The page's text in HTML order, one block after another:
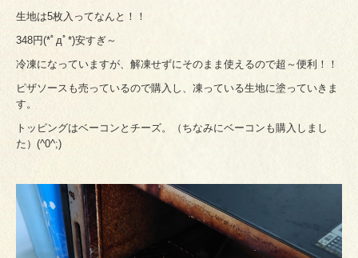
生地は5枚入ってなんと！！
348円(*ﾟдﾟ*)安すぎ～
冷凍になっていますが、解凍せずにそのまま使えるので超～便利！！
ピザソースも売っているので購入し、凍っている生地に塗っていきま
す。
トッピングはベーコンとチーズ。（ちなみにベーコンも購入しまし
た）(^0^;)